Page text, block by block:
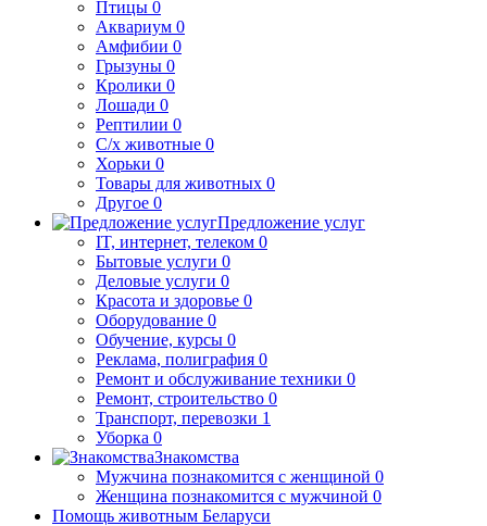
Птицы 0
Аквариум 0
Амфибии 0
Грызуны 0
Кролики 0
Лошади 0
Рептилии 0
С/х животные 0
Хорьки 0
Товары для животных 0
Другое 0
Предложение услуг
IT, интернет, телеком 0
Бытовые услуги 0
Деловые услуги 0
Красота и здоровье 0
Оборудование 0
Обучение, курсы 0
Реклама, полиграфия 0
Ремонт и обслуживание техники 0
Ремонт, строительство 0
Транспорт, перевозки 1
Уборка 0
Знакомства
Мужчина познакомится с женщиной 0
Женщина познакомится с мужчиной 0
Помощь животным Беларуси